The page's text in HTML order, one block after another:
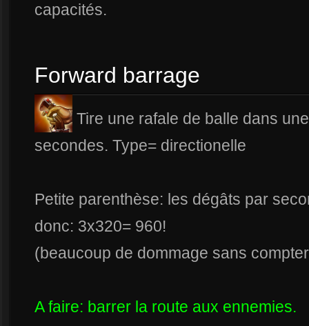
capacités.
Forward barrage
Tire une rafale de balle dans
secondes. Type= directionelle
Petite parenthèse: les dégâts par
donc: 3x320= 960!
(beaucoup de dommage sans
A faire: barrer la route aux ennemies.